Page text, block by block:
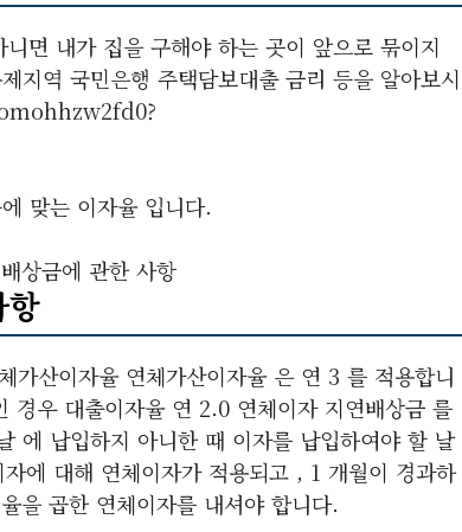
면 내가 집을 구해야 하는 곳이 앞으로 묶이지
지역 국민은행 주택담보대출 금리 등을 알아보시
맞는 이자율 입니다.
상금에 관한 사항
항
가산이자율 연체가산이자율 은 연 3 를 적용합니
경우 대출이자율 연 2.0 연체이자 지연배상금 를
에 납입하지 아니한 때 이자를 납입하여야 할 날
에 대해 연체이자가 적용되고 , 1 개월이 경과하
을 곱한 연체이자를 내셔야 합니다.